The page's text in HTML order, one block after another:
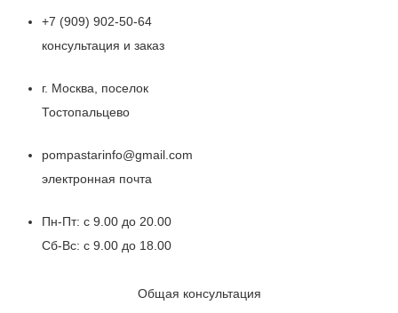
+7 (909) 902-50-64
консультация и заказ
г. Москва, поселок
Тостопальцево
pompastarinfo@gmail.com
электронная почта
Пн-Пт: с 9.00 до 20.00
Сб-Вс: с 9.00 до 18.00
Общая консультация